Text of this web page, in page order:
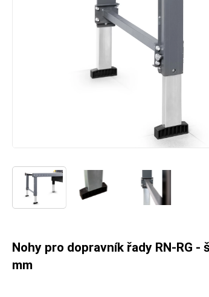
Nohy pro dopravník řady RN-RG -
mm